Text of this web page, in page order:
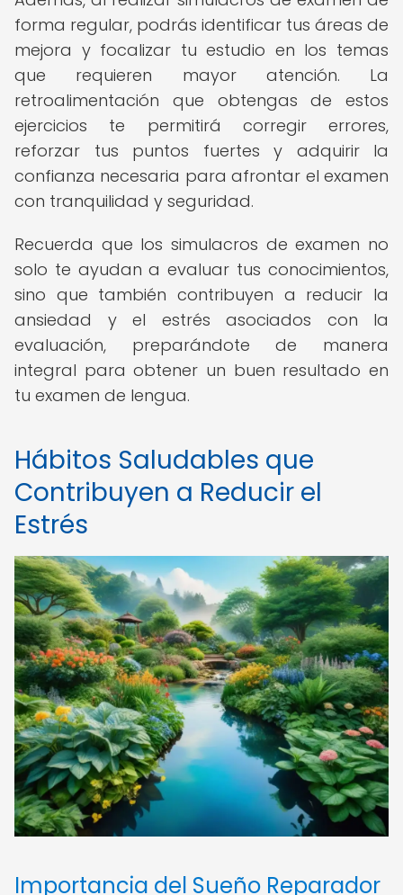
forma regular, podrás identificar tus áreas de
mejora y focalizar tu estudio en los temas
que requieren mayor atención. La
retroalimentación que obtengas de estos
ejercicios te permitirá corregir errores,
reforzar tus puntos fuertes y adquirir la
confianza necesaria para afrontar el examen
con tranquilidad y seguridad.
Recuerda que los simulacros de examen no
solo te ayudan a evaluar tus conocimientos,
sino que también contribuyen a reducir la
ansiedad y el estrés asociados con la
evaluación, preparándote de manera
integral para obtener un buen resultado en
tu examen de lengua.
Hábitos Saludables que
Contribuyen a Reducir el
Estrés
Importancia del Sueño Reparador